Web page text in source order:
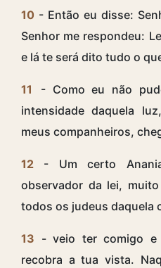
10 - Então eu disse:
Senhor me respondeu:
e lá te será dito tudo o
11
- Como eu não
intensidade daquela
meus companheiros,
12 - Um certo
observador da lei,
todos os judeus daquela
13 - veio ter comigo e
recobra a tua vista.